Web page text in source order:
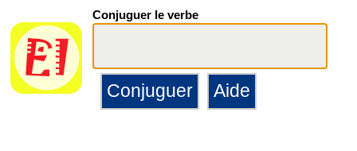
Conjuguer le verbe